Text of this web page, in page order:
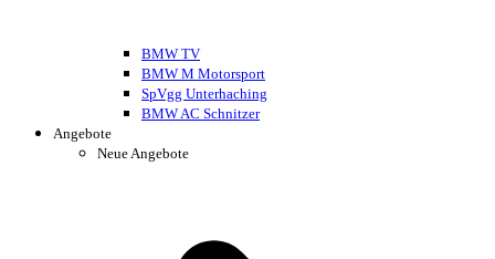
BMW TV
BMW M Motorsport
SpVgg Unterhaching
BMW AC Schnitzer
Angebote
Neue Angebote